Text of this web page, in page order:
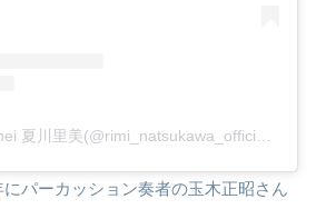
パーカッション奏者の玉木正昭さん